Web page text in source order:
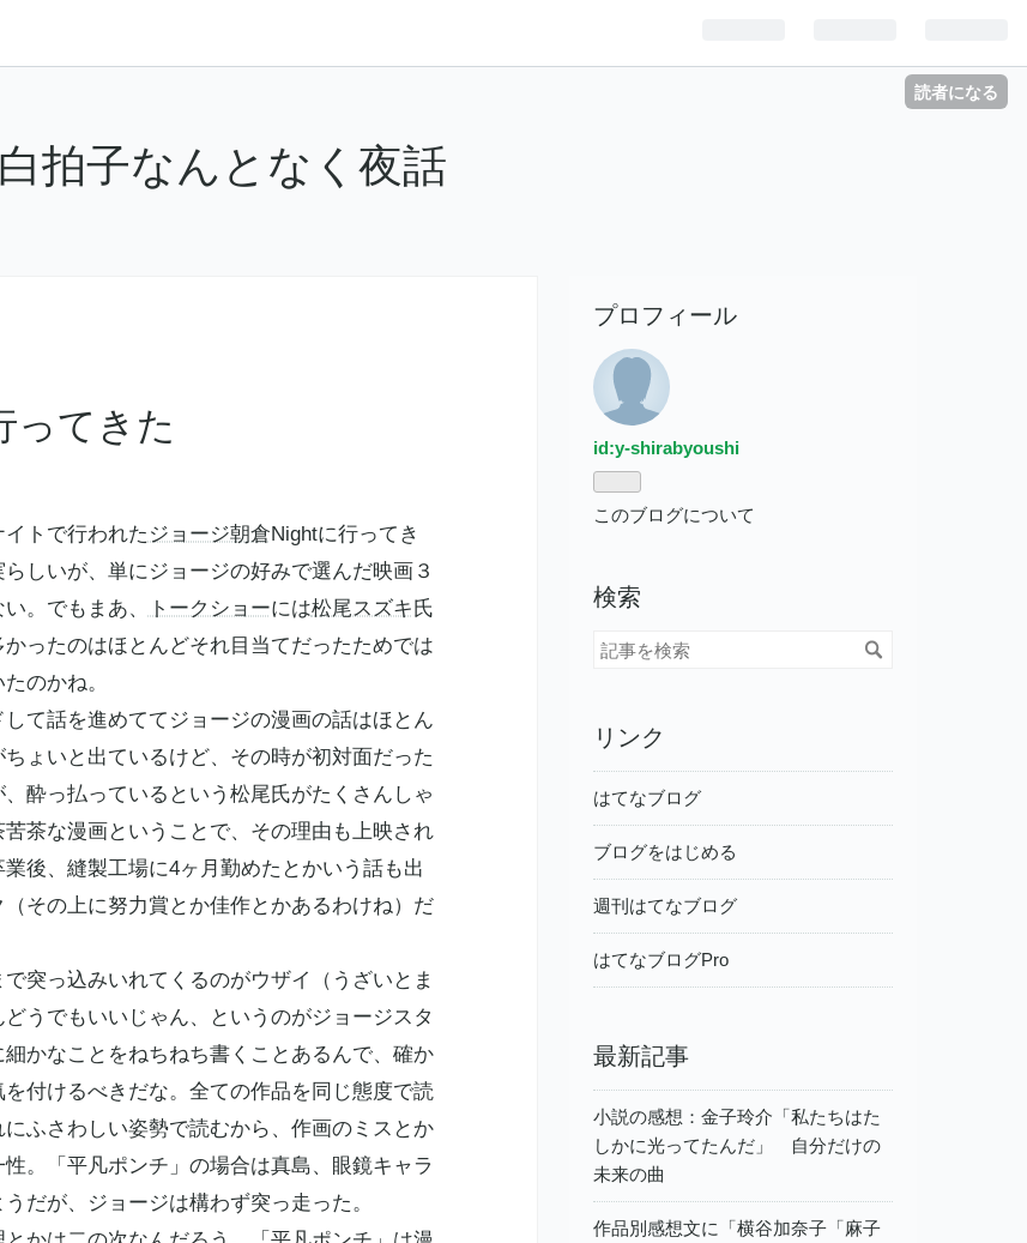
読者になる
白拍子なんとなく夜話
ってきた
トで行われた ジョージ朝倉Nightに行ってき
しいが、単にジョージの好みで選んだ映画３
。でもまあ、
トークショーには松尾スズキ氏
ったのはほとんどそれ目当てだったためでは
のかね。
て話を進めててジョージの漫画の話はほとん
ちょいと出ているけど、その時が初対面だった
酔っ払っているという松尾氏がたくさんしゃ
茶な漫画ということで、その理由も上映され
後、縫製工場に4ヶ月勤めたとかいう話も出
その上に努力賞とか佳作とかあるわけね）だ
突っ込みいれてくるのがウザイ（うざいとま
うでもいいじゃん、というのがジョージスタ
かなことをねちねち書くことあるんで、確か
付けるべきだな。全ての作品を同じ態度で読
ふさわしい姿勢で読むから、作画のミスとか
。「平凡ポンチ」の場合は真島、眼鏡キャラ
だが、ジョージは構わず突っ走った。
プロフィール
id:y-shirabyoushi
このブログについて
検索
リンク
はてなブログ
ブログをはじめる
週刊はてなブログ
はてなブログPro
最新記事
小説の感想：金子玲介「私たちはた
しかに光ってたんだ」 自分だけの
未来の曲
作品別感想文に「横谷加奈子「麻子